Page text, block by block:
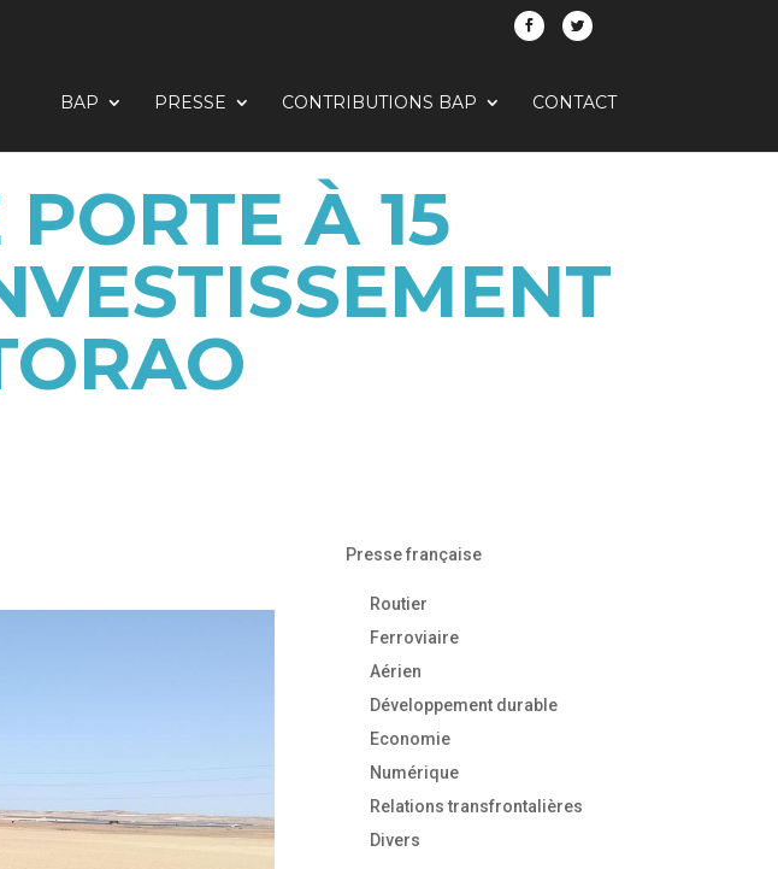
BAP PRESSE CONTRIBUTIONS BAP CONTACT
À 15
Presse française
Routier
Ferroviaire
Aérien
Développement durable
Economie
Numérique
Relations transfrontalières
Divers